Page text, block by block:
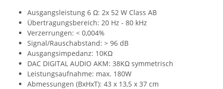
Ausgangsleistung 6 Ω: 2x 52 W Class AB
Übertragungsbereich: 20 Hz - 80 kHz
Verzerrungen: < 0,004%
Signal/Rauschabstand: > 96 dB
Ausgangsimpedanz: 10KΩ
DAC DIGITAL AUDIO AKM: 38KΩ symmetrisch
Leistungsaufnahme: max. 180W
Abmessungen (BxHxT): 43 x 13,5 x 37 cm